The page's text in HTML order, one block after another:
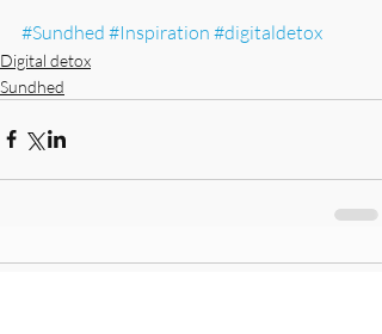
#Sundhed #Inspiration #digitaldetox
Digital detox
Sundhed